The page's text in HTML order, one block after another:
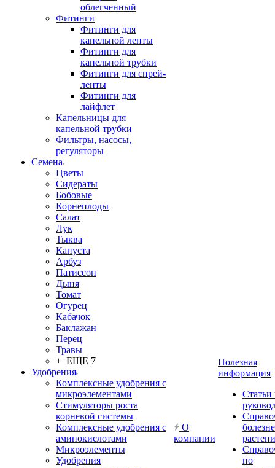
облегченный
Фитинги
Фитинги для
капельной ленты
Фитинги для
капельной трубки
Фитинги для спрей-
ленты
Фитинги для
лайфлет
Капельницы для
капельной трубки
Фильтры, насосы,
регуляторы
Семена
Цветы
Сидераты
Бобовые
Корнеплоды
Салат
Лук
Тыква
Капуста
Арбуз
Патиссон
Дыня
Томат
Огурец
Кабачок
Баклажан
Перец
Травы
+ ЕЩЕ 7
Удобрения
Комплексные удобрения с
микроэлементами
Стимуляторы роста
корневой системы
Комплексные удобрения с
аминокислотами
Микроэлементы
Удобрения
О
компании
Полезная
информация
Статьи
по